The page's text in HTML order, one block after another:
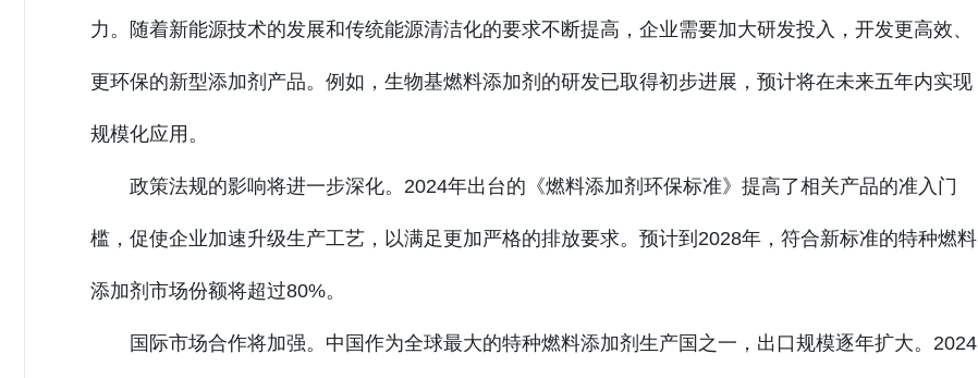
力。随着新能源技术的发展和传统能源清洁化的要求不断提高，企业需要加大研发投入，开发更高效、
更环保的新型添加剂产品。例如，生物基燃料添加剂的研发已取得初步进展，预计将在未来五年内实现
规模化应用。
政策法规的影响将进一步深化。2024年出台的《燃料添加剂环保标准》提高了相关产品的准入门
槛，促使企业加速升级生产工艺，以满足更加严格的排放要求。预计到2028年，符合新标准的特种燃料
添加剂市场份额将超过80%。
国际市场合作将加强。中国作为全球最大的特种燃料添加剂生产国之一，出口规模逐年扩大。2024